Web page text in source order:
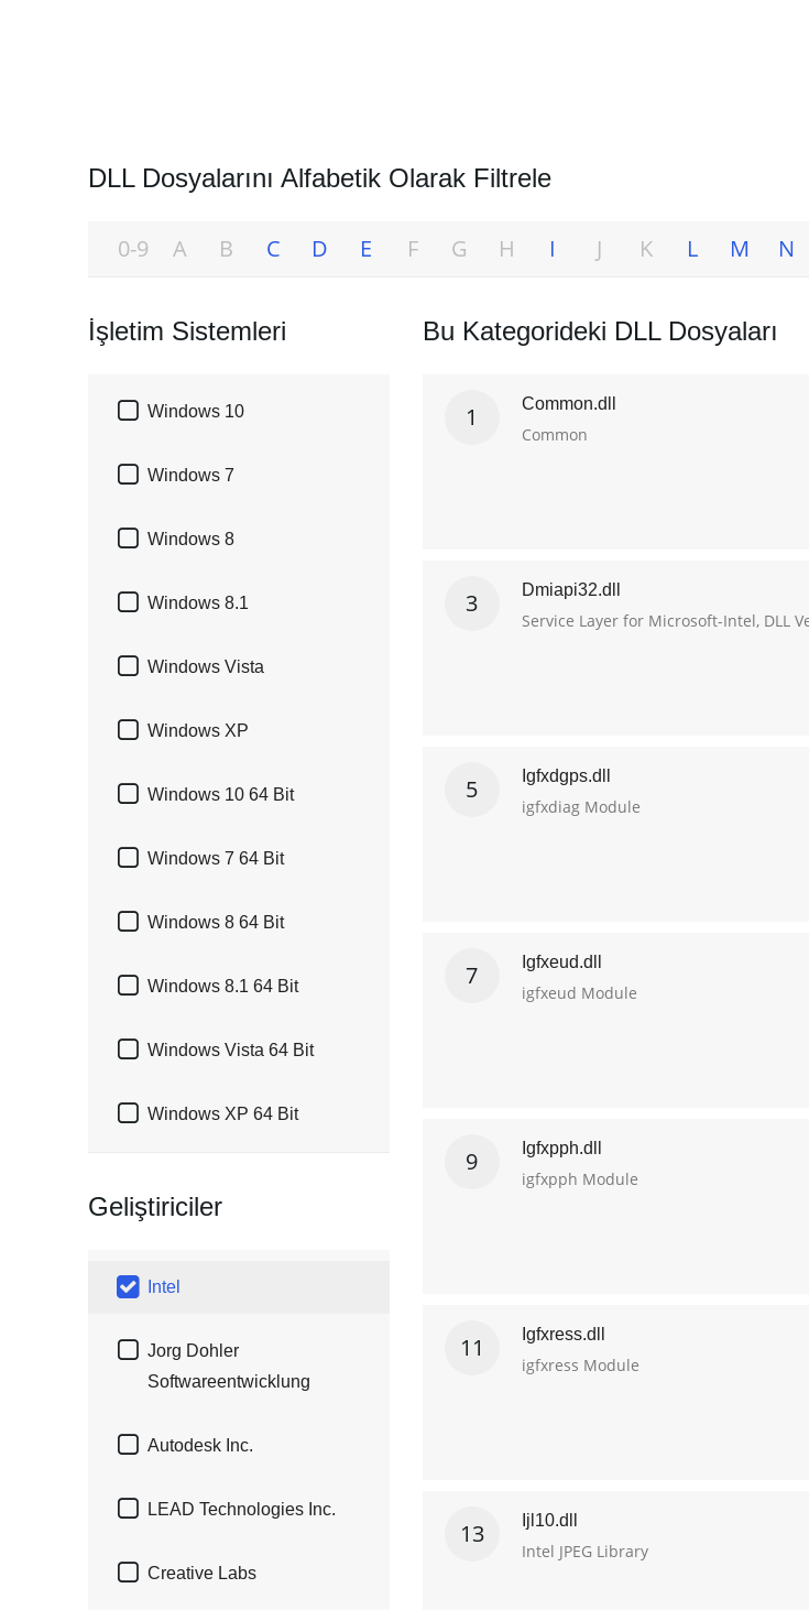
DLL Dosyalarını Alfabetik Olarak Filtrele
0-9 A B C D E F G H I J K L M N
İşletim Sistemleri
 Windows 10
 Windows 7
 Windows 8
 Windows 8.1
 Windows Vista
 Windows XP
 Windows 10 64 Bit
 Windows 7 64 Bit
 Windows 8 64 Bit
 Windows 8.1 64 Bit
 Windows Vista 64 Bit
 Windows XP 64 Bit
Geliştiriciler
 Intel
 Jorg Dohler
Softwareentwicklung
 Autodesk Inc.
 LEAD Technologies Inc.
 Creative Labs
Bu Kategorideki DLL Dosyaları
1 Common.dll
Common
3 Dmiapi32.dll
Service Layer for Microsoft-Intel, DLL
5 Igfxdgps.dll
igfxdiag Module
7 Igfxeud.dll
igfxeud Module
9 Igfxpph.dll
igfxpph Module
11 Igfxress.dll
igfxress Module
13 Ijl10.dll
Intel JPEG Library